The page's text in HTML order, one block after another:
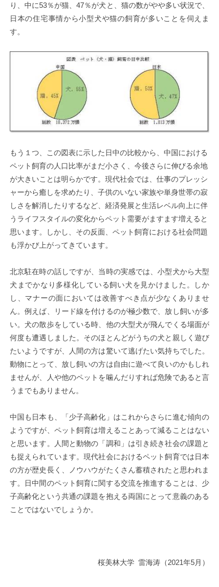
り、中に53％が猫、47％が犬と、猫の数がやや多い状況で、
日本の住宅事情から小型犬や猫の飼育が多いことを伺えま
す。
もう１つ、この図表に示した日中の比較から、中国における
ペット飼育の人口比率がまだ小さく、今後さらに伸びる余地
が大きいことは明らかです。現代社会では、仕事のプレッシ
ャーから癒しを求めたり、子供のいない家族や単身世帯の寂
しさを解消したりするなど、経済発展と生活レベル向上に伴
うライフスタイルの変化からペット需要がますます増えると
思います。しかし、その反面、ペット飼育における社会問題
も浮かび上がってきています。
北京駐在時の話しですが、当時の実感では、小型犬から大型
犬までかなり多様化している飼い犬を見かけました。しか
し、マナーの面においては改善すべき点が少なくありませ
ん。例えば、リード線を付けるのが極少数で、放し飼いが多
い。犬の散歩をしている時、他の大型犬が飛んでくる場面が
何度も遭遇しました。そのほとんどがうちの犬と親しく遊び
たいようですが、人間の方は驚いて逃げたい気持ちでした。
動物にとって、放し飼いの方は自由に遊べて良いのかもしれ
ませんが、人や他のペットを噛んだりすれば危険であると言
うまでもありません。
中国も日本も、「少子高齢化」はこれからさらに進む傾向の
ようですが、ペット飼育は増えることあって減ることはない
と思います。人間と動物の「調和」は引き続き社会の課題と
も捉えられています。現代社会におけるペット飼育では日本
の方が歴史長く、ノウハウがたくさん蓄積されたと思われま
す。日中間のペット飼育に関する交流を推進することは、少
子高齢化という共通の課題を抱える両国にとって意義のある
ことではないでしょうか。
桜美林大学 雷海涛（2021年5月）